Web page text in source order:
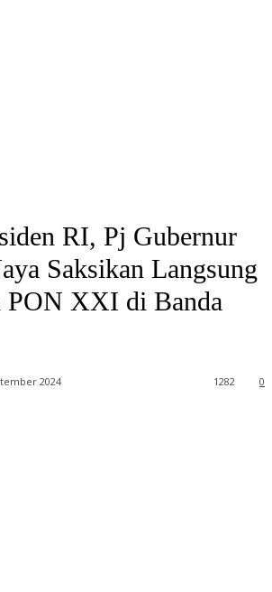
RI, Pj Gubernur
Saksikan Langsung
PON XXI di Banda
2024 0
1282